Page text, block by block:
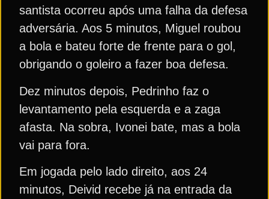
santista ocorreu após uma falha da defesa
adversária. Aos 5 minutos, Miguel roubou
a bola e bateu forte de frente para o gol,
obrigando o goleiro a fazer boa defesa.
Dez minutos depois, Pedrinho faz o
levantamento pela esquerda e a zaga
afasta. Na sobra, Ivonei bate, mas a bola
vai para fora.
Em jogada pelo lado direito, aos 24
minutos, Deivid recebe já na entrada da